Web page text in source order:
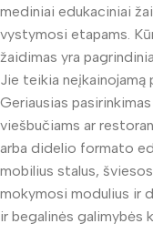
mediniai edukaciniai
vystymosi etapams.
žaidimas yra
Jie teikia
Geriausias
viešbučiams ar
arba didelio formato
mobilius stalus,
mokymosi modulius ir
ir begalinės galimybės